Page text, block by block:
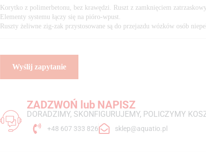
Korytko z polimerbetonu, bez krawędzi. Ruszt z zamknięciem
Elementy systemu łączy się na pióro-wpust.
Ruszty żeliwne zig-zak przystosowane są do przejazdu wózków osób
ZADZWOŃ lub NAPISZ
DORADZIMY, SKONFIGURUJEMY, POLICZYMY
+48 607 333 826 sklep@aquatio.pl